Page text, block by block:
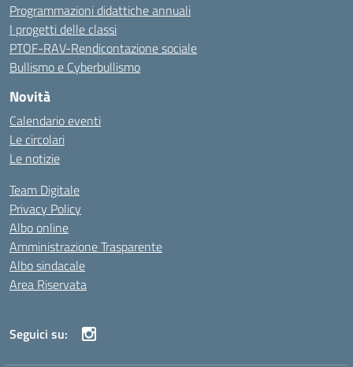
Programmazioni didattiche annuali
I progetti delle classi
PTOF-RAV-Rendicontazione sociale
Bullismo e Cyberbullismo
Novità
Calendario eventi
Le circolari
Le notizie
Team Digitale
Privacy Policy
Albo online
Amministrazione Trasparente
Albo sindacale
Area Riservata
Seguici su: